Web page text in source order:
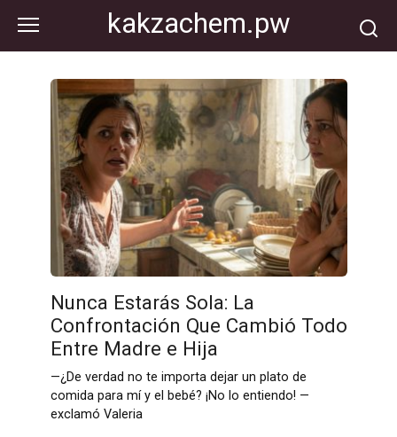
контенту
kakzachem.pw
Nunca Estarás Sola: La
Confrontación Que Cambió Todo
Entre Madre e Hija
—¿De verdad no te importa dejar un plato de
comida para mí y el bebé? ¡No lo entiendo! —
exclamó Valeria